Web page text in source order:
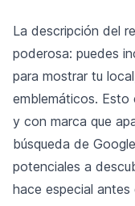
La descripción del
poderosa: puedes
para mostrar tu
emblemáticos. Esto
y con marca que
búsqueda de
potenciales a
hace especial antes